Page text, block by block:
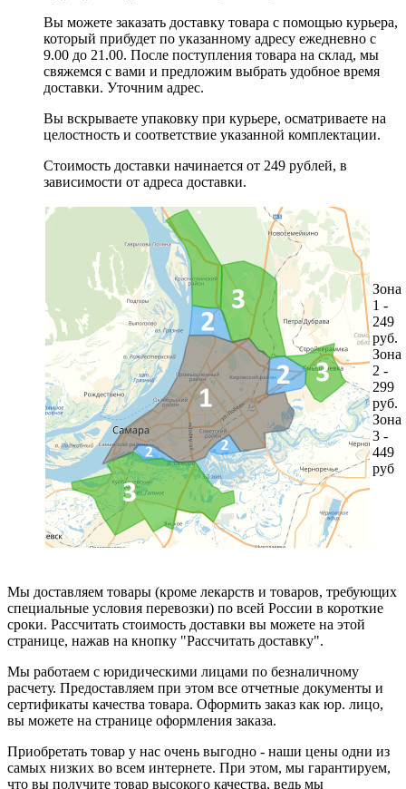
Вы можете заказать доставку товара с помощью курьера,
который прибудет по указанному адресу ежедневно с
9.00 до 21.00. После поступления товара на склад, мы
свяжемся с вами и предложим выбрать удобное время
доставки. Уточним адрес.
Вы вскрываете упаковку при курьере, осматриваете на
целостность и соответствие указанной комплектации.
Стоимость доставки начинается от 249 рублей, в
зависимости от адреса доставки.
Зона
1 -
249
руб.
Зона
2 -
299
руб.
Зона
3 -
449
руб
Мы доставляем товары (кроме лекарств и товаров, требующих
специальные условия перевозки) по всей России в короткие
сроки. Рассчитать стоимость доставки вы можете на этой
странице, нажав на кнопку "Рассчитать доставку".
Мы работаем с юридическими лицами по безналичному
расчету. Предоставляем при этом все отчетные документы и
сертификаты качества товара. Оформить заказ как юр. лицо,
вы можете на странице оформления заказа.
Приобретать товар у нас очень выгодно - наши цены одни из
самых низких во всем интернете. При этом, мы гарантируем,
что вы получите товар высокого качества, ведь мы